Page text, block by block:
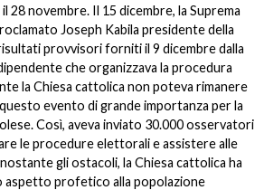
28 novembre. Il 15 dicembre, la Suprema
Joseph Kabila presidente della
provvisori forniti il 9 dicembre dalla
che organizzava la procedura
la Chiesa cattolica non poteva rimanere
evento di grande importanza per la
Così, aveva inviato 30.000 osservatori
le procedure elettorali e assistere alle
gli ostacoli, la Chiesa cattolica ha
aspetto profetico alla popolazione